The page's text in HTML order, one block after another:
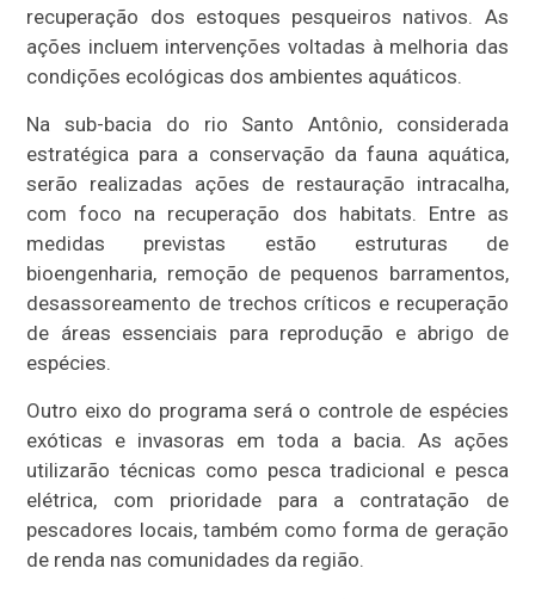
recuperação dos estoques pesqueiros nativos. As
ações incluem intervenções voltadas à melhoria das
condições ecológicas dos ambientes aquáticos.
Na sub-bacia do rio Santo Antônio, considerada
estratégica para a conservação da fauna aquática,
serão realizadas ações de restauração intracalha,
com foco na recuperação dos habitats. Entre as
medidas previstas estão estruturas de
bioengenharia, remoção de pequenos barramentos,
desassoreamento de trechos críticos e recuperação
de áreas essenciais para reprodução e abrigo de
espécies.
Outro eixo do programa será o controle de espécies
exóticas e invasoras em toda a bacia. As ações
utilizarão técnicas como pesca tradicional e pesca
elétrica, com prioridade para a contratação de
pescadores locais, também como forma de geração
de renda nas comunidades da região.